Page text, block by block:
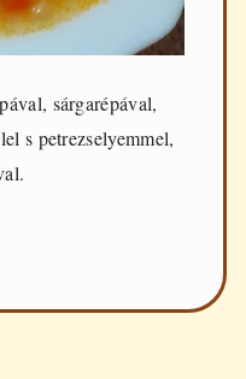
sárgarépával,
s petrezselyemmel,